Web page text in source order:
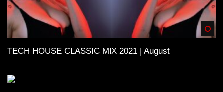
TECH HOUSE CLASSIC MIX 2021 | August